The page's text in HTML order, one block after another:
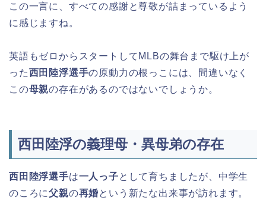
この一言に、すべての感謝と尊敬が詰まっているよう
に感じますね。
英語もゼロからスタートしてMLBの舞台まで駆け上が
った西田陸浮選手の原動力の根っこには、間違いなく
この母親の存在があるのではないでしょうか。
西田陸浮の義理母・異母弟の存在
西田陸浮選手は一人っ子として育ちましたが、中学生
のころに父親の再婚という新たな出来事が訪れます。